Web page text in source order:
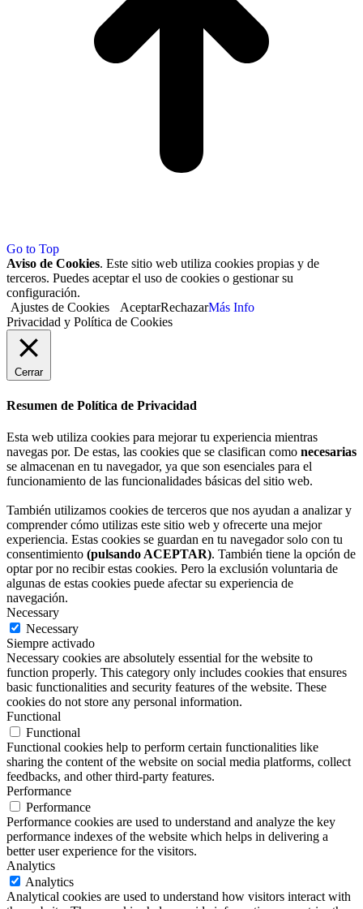
Go to Top
Aviso de Cookies. Este sitio web utiliza cookies propias y de
terceros. Puedes aceptar el uso de cookies o gestionar su
configuración.
Ajustes de Cookies
AceptarRechazarMás Info
Privacidad y Política de Cookies
Cerrar
Resumen de Política de Privacidad
Esta web utiliza cookies para mejorar tu experiencia mientras
navegas por. De estas, las cookies que se clasifican como necesarias
se almacenan en tu navegador, ya que son esenciales para el
funcionamiento de las funcionalidades básicas del sitio web.
También utilizamos cookies de terceros que nos ayudan a analizar y
comprender cómo utilizas este sitio web y ofrecerte una mejor
experiencia. Estas cookies se guardan en tu navegador solo con tu
consentimiento (pulsando ACEPTAR). También tiene la opción de
optar por no recibir estas cookies. Pero la exclusión voluntaria de
algunas de estas cookies puede afectar su experiencia de
navegación.
Necessary
Necessary
Siempre activado
Necessary cookies are absolutely essential for the website to
function properly. This category only includes cookies that ensures
basic functionalities and security features of the website. These
cookies do not store any personal information.
Functional
Functional
Functional cookies help to perform certain functionalities like
sharing the content of the website on social media platforms, collect
feedbacks, and other third-party features.
Performance
Performance
Performance cookies are used to understand and analyze the key
performance indexes of the website which helps in delivering a
better user experience for the visitors.
Analytics
Analytics
Analytical cookies are used to understand how visitors interact with